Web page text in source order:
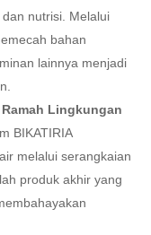
nutrisi. Melalui
bahan
lainnya menjadi
Lingkungan
BIKATIRIA
melalui serangkaian
produk akhir yang